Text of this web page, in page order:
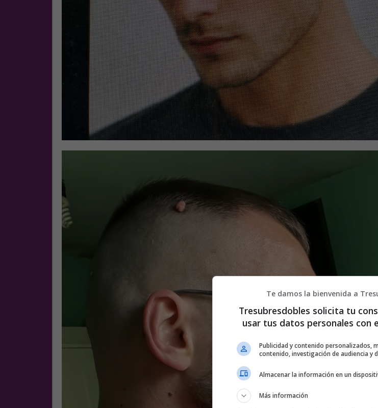
Te damos la bienvenida a
Tresubresdobles solicita tu
usar tus datos personales con
Publicidad y contenido personalizados,
contenido, investigación de audiencia y
Almacenar la información en un
Más información